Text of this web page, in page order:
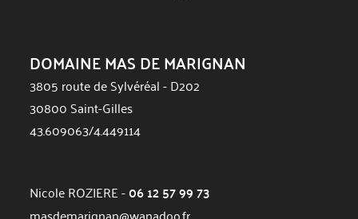
DOMAINE MAS DE MARIGNAN
3805 route de Sylvéréal - D202
30800 Saint-Gilles
43.609063/4.449114
Nicole ROZIERE -06 12 57 99 73